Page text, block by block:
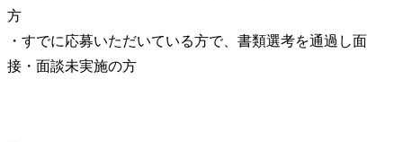
方
・すでに応募いただいている方で、書類選考を通過し面
接・面談未実施の方